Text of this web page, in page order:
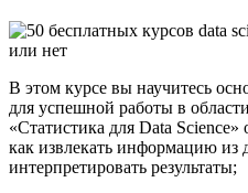
В этом курсе вы научитесь
для успешной работы в
«Статистика для Data
как извлекать информацию из
интерпретировать результаты;